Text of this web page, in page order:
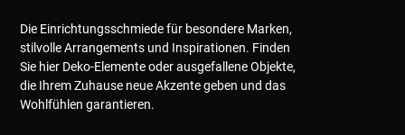
Die Einrichtungsschmiede für besondere Marken,
stilvolle Arrangements und Inspirationen. Finden
Sie hier Deko-Elemente oder ausgefallene Objekte,
die Ihrem Zuhause neue Akzente geben und das
Wohlfühlen garantieren.